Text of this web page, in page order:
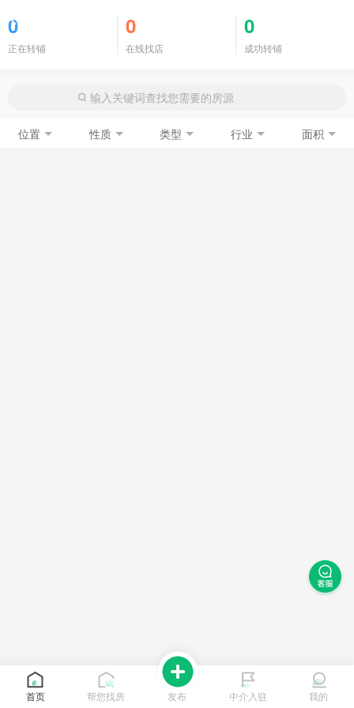
0
正在转铺
0
在线找店
0
成功转铺
位置 性质 类型 行业 面积
首页 帮您找房 发布 中介入驻 我的